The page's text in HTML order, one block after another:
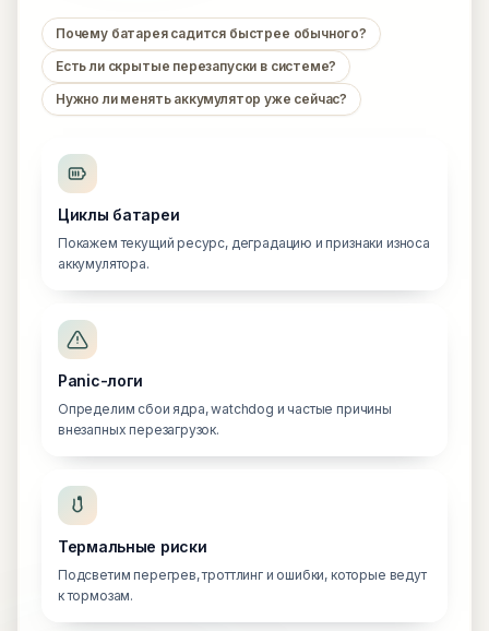
Почему батарея садится быстрее обычного?
Есть ли скрытые перезапуски в системе?
Нужно ли менять аккумулятор уже сейчас?
Циклы батареи
Покажем текущий ресурс, деградацию и признаки износа
аккумулятора.
Panic-логи
Определим сбои ядра, watchdog и частые причины
внезапных перезагрузок.
Термальные риски
Подсветим перегрев, троттлинг и ошибки, которые ведут
к тормозам.